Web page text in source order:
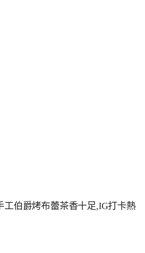
伯爵烤布蕾茶香十足,IG打卡熱